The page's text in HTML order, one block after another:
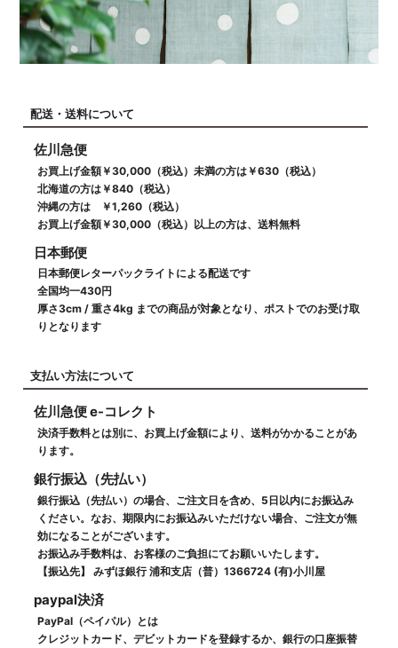
配送・送料について
佐川急便
お買上げ金額￥30,000（税込）未満の方は￥630（税込）
北海道の方は￥840（税込）
沖縄の方は ￥1,260（税込）
お買上げ金額￥30,000（税込）以上の方は、送料無料
日本郵便
日本郵便レターパックライトによる配送です
全国均一430円
厚さ3cm / 重さ4kg までの商品が対象となり、ポストでのお受け取
りとなります
支払い方法について
佐川急便 e-コレクト
決済手数料とは別に、お買上げ金額により、送料がかかることがあ
ります。
銀行振込（先払い）
銀行振込（先払い）の場合、ご注文日を含め、5日以内にお振込み
ください。なお、期限内にお振込みいただけない場合、ご注文が無
効になることがございます。
お振込み手数料は、お客様のご負担にてお願いいたします。
【振込先】 みずほ銀行 浦和支店（普）1366724 (有)小川屋
paypal決済
PayPal（ペイパル）とは
クレジットカード、デビットカードを登録するか、銀行の口座振替